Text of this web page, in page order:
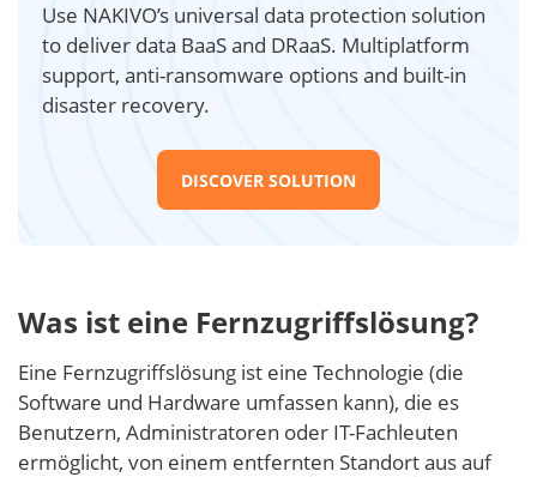
Use NAKIVO’s universal data protection solution
to deliver data BaaS and DRaaS. Multiplatform
support, anti-ransomware options and built-in
disaster recovery.
DISCOVER SOLUTION
Was ist eine Fernzugriffslösung?
Eine Fernzugriffslösung ist eine Technologie (die
Software und Hardware umfassen kann), die es
Benutzern, Administratoren oder IT-Fachleuten
ermöglicht, von einem entfernten Standort aus auf